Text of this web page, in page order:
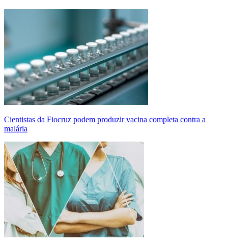
Cientistas da Fiocruz podem produzir vacina completa contra a
malária